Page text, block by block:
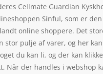
Cellmate Guardian
Sinful, som er
online shoppere. Det
stor pulje af varer, og her
du kan li, og der kan
Når der handles i webshop